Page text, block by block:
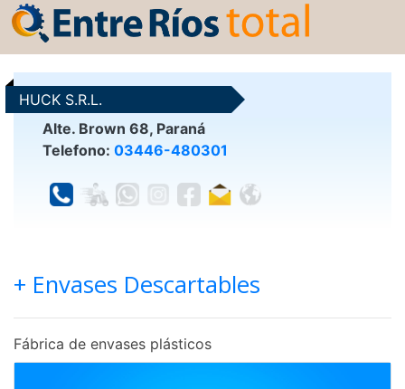
HUCK S.R.L.
Alte. Brown 68, Paraná
Telefono: 03446-480301
+ Envases Descartables
Fábrica de envases plásticos